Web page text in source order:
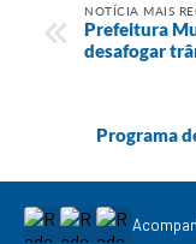
NOTÍCIA MAIS
Prefeitura
desafogar
Programa